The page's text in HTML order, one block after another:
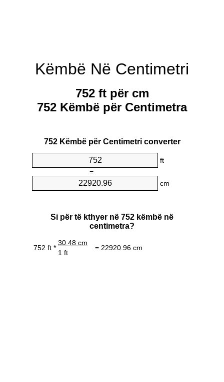
Këmbë Në Centimetri
752 ft për cm
752 Këmbë për Centimetra
752 Këmbë për Centimetri converter
ft
=
cm
Si për të kthyer në 752 këmbë në
centimetra?
752 ft *
30.48 cm
= 22920.96 cm
1 ft